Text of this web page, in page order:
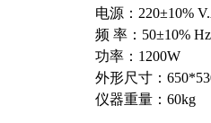
电源：220±10%
频 率：50±10% Hz
功率：1200W
外形尺寸：
仪器重量：60kg